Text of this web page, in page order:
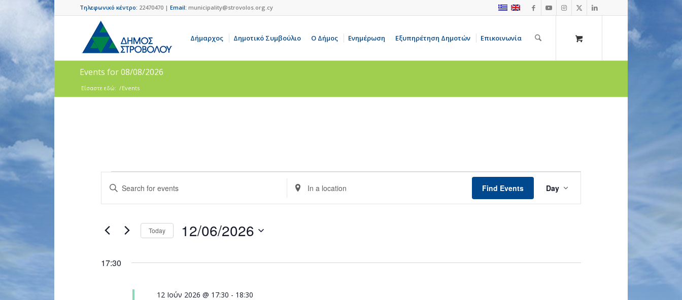
Τηλεφωνικό κέντρο: 22470470 | Email: municipality@strovolos.org.cy
Δήμαρχος Δημοτικό Συμβούλιο Ο Δήμος Ενημέρωση Εξυπηρέτηση Δημοτών Επικοινωνία
Events for 08/08/2026
Είσαστε εδώ: /Events
Events
Search
and
Views
Navigation
Enter
Keyword.
Search
Events
Enter
Location.
Search
Find Events
Views
Day
Today 12/06/2026
17:30
12 Ιούν 2026 @ 17:30 - 18:30